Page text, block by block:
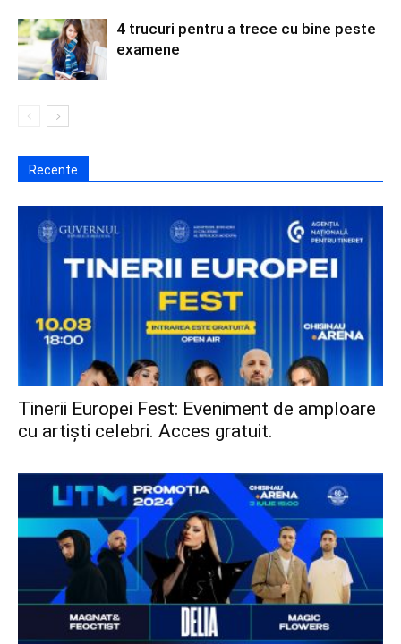
4 trucuri pentru a trece cu bine peste
examene
Recente
Tinerii Europei Fest: Eveniment de amploare
cu artiști celebri. Acces gratuit.